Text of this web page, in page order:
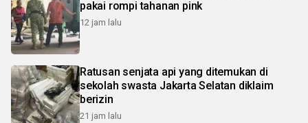
pakai rompi tahanan pink
12 jam lalu
Ratusan senjata api yang ditemukan di
sekolah swasta Jakarta Selatan diklaim
berizin
21 jam lalu